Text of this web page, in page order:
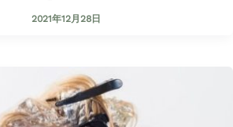
2021年12月28日